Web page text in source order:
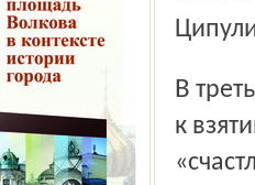
В третьем периоде несколько раз ярославцы были близки
к